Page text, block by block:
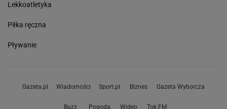
Lekkoatletyka
Piłka ręczna
Pływanie
Gazeta.pl Wiadomości Sport.pl Biznes Gazeta Wyborcza
Buzz Pogoda Wideo Tok.FM